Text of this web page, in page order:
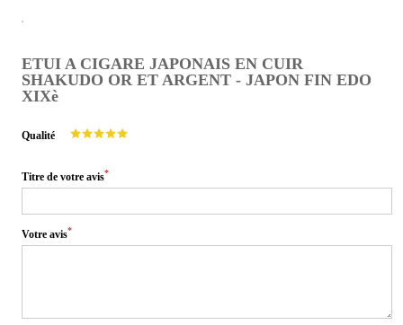
ETUI A CIGARE JAPONAIS EN CUIR
SHAKUDO OR ET ARGENT - JAPON FIN EDO
XIXè
Qualité
Titre de votre avis*
Votre avis*